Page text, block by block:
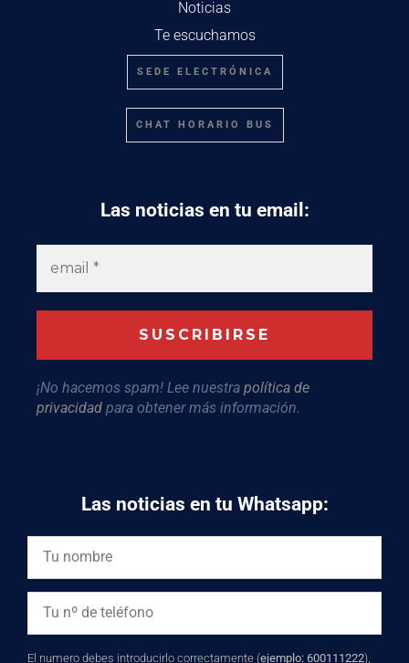
Noticias
Te escuchamos
SEDE ELECTRÓNICA
CHAT HORARIO BUS
Las noticias en tu email:
¡No hacemos spam! Lee nuestra política de
privacidad para obtener más información.
Las noticias en tu Whatsapp:
El numero debes introducirlo correctamente (ejemplo: 600111222),